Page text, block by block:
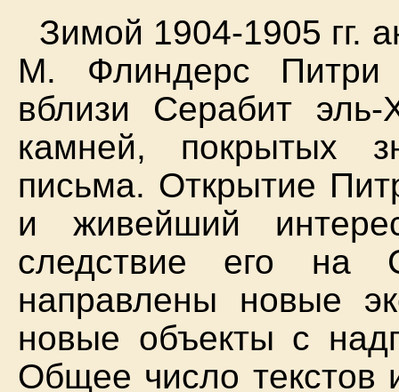
Зимой 1904-1905 гг.
М. Флиндерс Питри
вблизи Серабит эль-
камней, покрытых
письма. Открытие
и живейший
следствие его на
направлены новые
новые объекты с
Общее число текстов